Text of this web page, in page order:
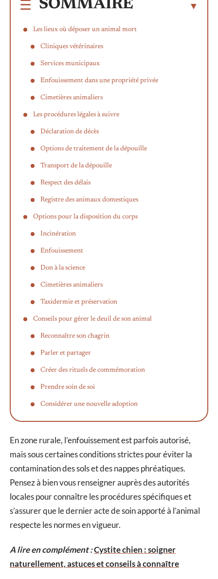
SOMMAIRE
Les lieux où déposer un animal mort
Cliniques vétérinaires
Services municipaux
Enfouissement dans une propriété privée
Cimetières animaliers
Les procédures légales à suivre
Déclaration de décès
Options de traitement de la dépouille
Transport de la dépouille
Respect des délais
Registre des animaux domestiques
Options pour la disposition du corps
Incinération
Enfouissement
Don à la science
Cimetières animaliers
Taxidermie et préservation
Conseils pour gérer le deuil de son animal
Reconnaître son chagrin
Parler et partager
Créer des rituels de commémoration
Prendre soin de soi
Considérer une nouvelle adoption
En zone rurale, l’enfouissement est parfois autorisé,
mais sous certaines conditions strictes pour éviter la
contamination des sols et des nappes phréatiques.
Pensez à bien vous renseigner auprès des autorités
locales pour connaître les procédures spécifiques et
s’assurer que le dernier acte de soin apporté à l’animal
respecte les normes en vigueur.
A lire en complément :Cystite chien : soigner
naturellement, astuces et conseils à connaître